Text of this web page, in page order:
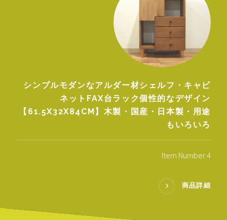
シンプルモダンなアルダー材シェルフ・キャビ
ネットFAX台ラック個性的なデザイン
【61.5X32X84CM】木製・国産・日本製・用途
もいろいろ
Item Number 4
商品詳細